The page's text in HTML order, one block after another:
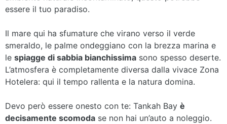
essere il tuo paradiso.
Il mare qui ha sfumature che virano verso il verde
smeraldo, le palme ondeggiano con la brezza marina e
le spiagge di sabbia bianchissima sono spesso deserte.
L’atmosfera è completamente diversa dalla vivace Zona
Hotelera: qui il tempo rallenta e la natura domina.
Devo però essere onesto con te: Tankah Bay è
decisamente scomoda se non hai un’auto a noleggio.